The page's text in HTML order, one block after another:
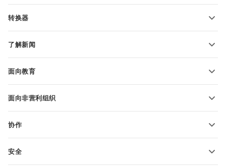
文本文档模板
转换器
转换电子表格
了解新闻
面向教育
适用于教育人士
面向非营利组织
申请免费帐户
协作
翻译人员
安全